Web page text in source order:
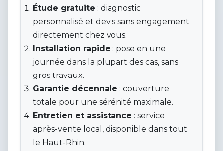
Étude gratuite : diagnostic
personnalisé et devis sans engagement
directement chez vous.
Installation rapide : pose en une
journée dans la plupart des cas, sans
gros travaux.
Garantie décennale : couverture
totale pour une sérénité maximale.
Entretien et assistance : service
après-vente local, disponible dans tout
le Haut-Rhin.